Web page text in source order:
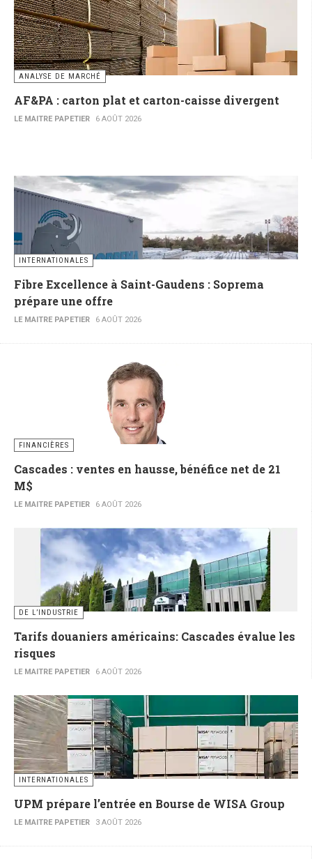
ANALYSE DE MARCHÉ
AF&PA : carton plat et carton-caisse divergent
LE MAITRE PAPETIER 6 AOÛT 2026
INTERNATIONALES
Fibre Excellence à Saint-Gaudens : Soprema
prépare une offre
LE MAITRE PAPETIER 6 AOÛT 2026
FINANCIÈRES
Cascades : ventes en hausse, bénéfice net de 21
M$
LE MAITRE PAPETIER 6 AOÛT 2026
DE L’INDUSTRIE
Tarifs douaniers américains: Cascades évalue les
risques
LE MAITRE PAPETIER 6 AOÛT 2026
INTERNATIONALES
UPM prépare l’entrée en Bourse de WISA Group
LE MAITRE PAPETIER 3 AOÛT 2026